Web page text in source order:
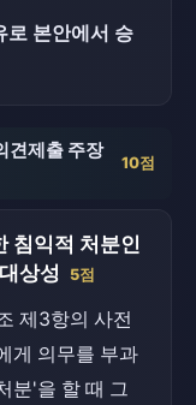
로 본안에서 승
견제출 주장
10점
침익적 처분인
상성 5점
제3항의 사전
게 의무를 부과
분'을 할 때 그